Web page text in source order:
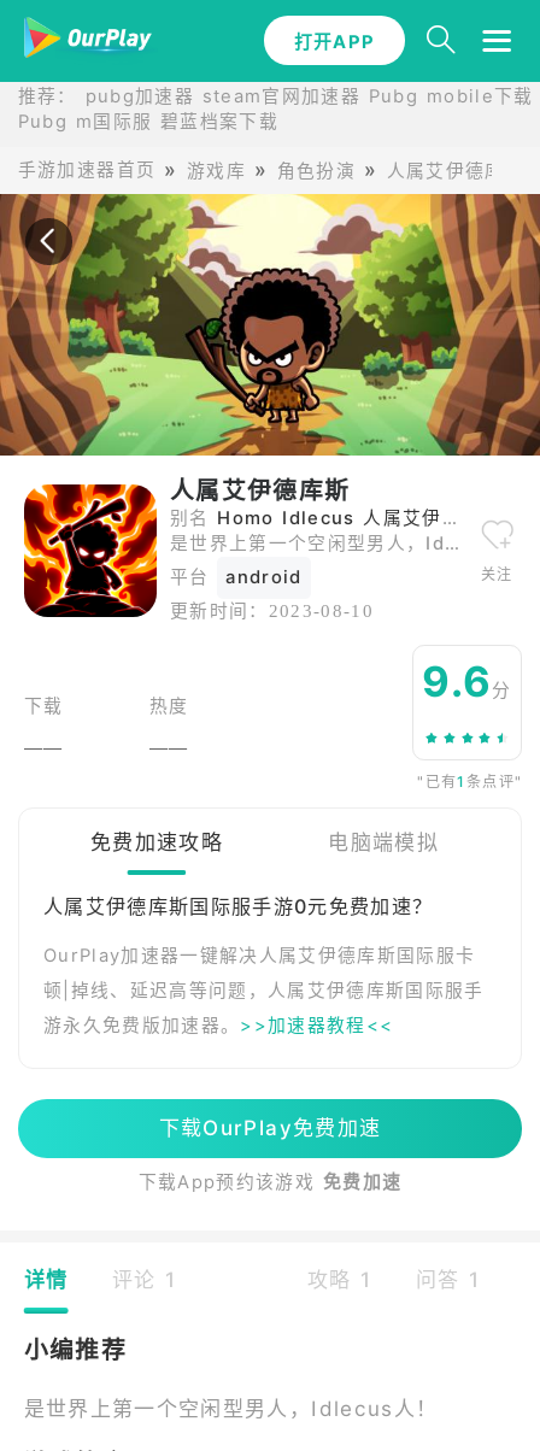
打开APP
推荐： pubg加速器 steam官网加速器 Pubg mobile下载
Pubg m国际服 碧蓝档案下载
手游加速器首页 游戏库 角色扮演 人属艾伊德库斯
打开APP
人属艾伊德库斯
别名 Homo Idlecus 人属艾伊德库斯
是世界上第一个空闲型男人，Idlecus人！
平台
android
更新时间： 2023-08-10
关注
下载
——
热度
——
9.6 分
"已有1 条点评"
免费加速攻略 电脑端模拟
人属艾伊德库斯国际服手游0元免费加速？
OurPlay加速器一键解决人属艾伊德库斯国际服卡
顿|掉线、延迟高等问题，人属艾伊德库斯国际服手
游永久免费版加速器。 >>加速器教程<<
下载OurPlay免费加速
下载App预约该游戏 免费加速
详情 评论 1 攻略 1 问答 1
小编推荐
是世界上第一个空闲型男人，Idlecus人！